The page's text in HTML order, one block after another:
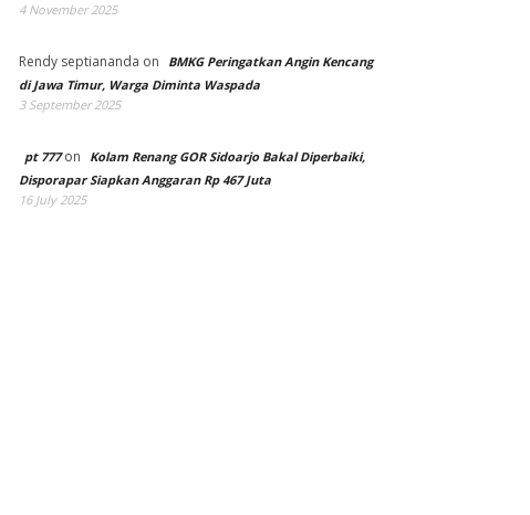
4 November 2025
Rendy septiananda on
BMKG Peringatkan Angin Kencang
di Jawa Timur, Warga Diminta Waspada
3 September 2025
pt 777on
Kolam Renang GOR Sidoarjo Bakal Diperbaiki,
Disporapar Siapkan Anggaran Rp 467 Juta
16 July 2025